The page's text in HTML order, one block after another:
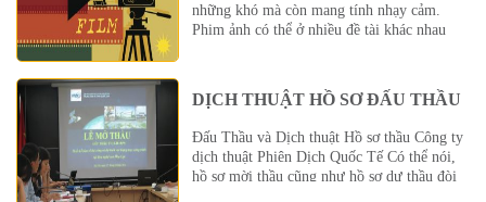
những khó mà còn mang tính nhạy cảm.
Phim ảnh có thể ở nhiều đề tài khác nhau
phim, làm phụ đề hay lồng tiếng cho phim là
một công việc đòi hỏi độ […]
DỊCH THUẬT HỒ SƠ ĐẤU THẦU
Đấu Thầu và Dịch thuật Hồ sơ thầu Công ty
dịch thuật Phiên Dịch Quốc Tế Có thể nói,
hồ sơ mời thầu cũng như hồ sơ dự thầu đòi